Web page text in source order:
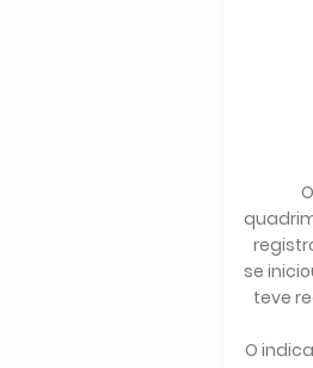
se
teve
O